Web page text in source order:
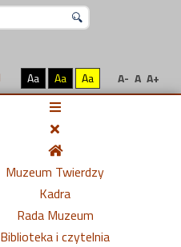
Aa Aa Aa A- A A+
Muzeum Twierdzy
Kadra
Rada Muzeum
Biblioteka i czytelnia